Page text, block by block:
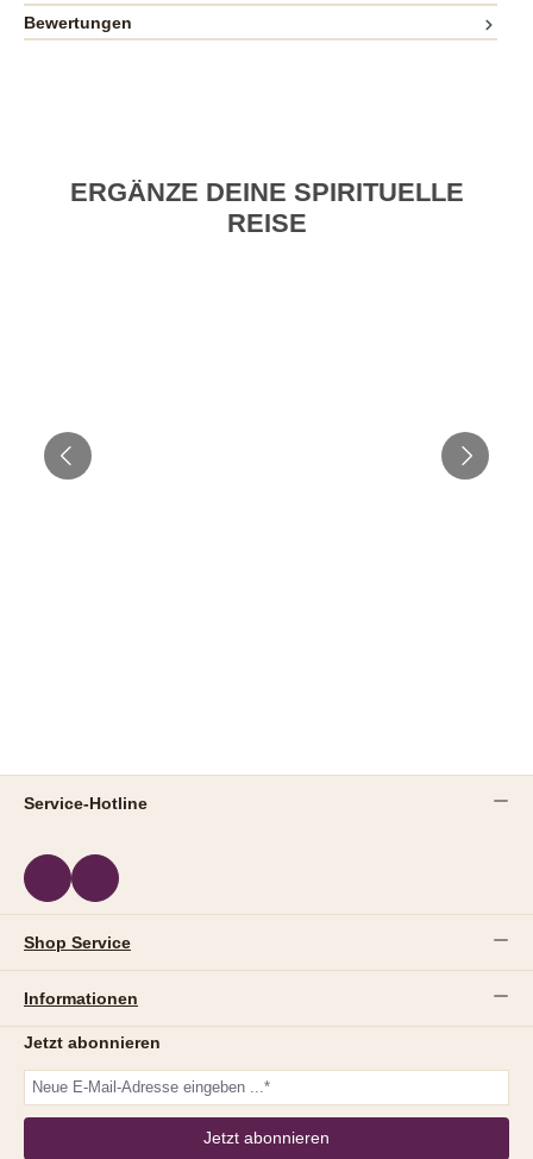
Bewertungen
ERGÄNZE DEINE SPIRITUELLE
REISE
Service-Hotline
Shop Service
Informationen
Jetzt abonnieren
Jetzt abonnieren